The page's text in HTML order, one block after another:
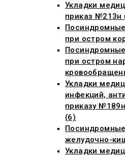
Укладки
приказ №213н
при остром
при остром
Укладки
инфекций,
приказу
(6)
желудочно-
Укладки